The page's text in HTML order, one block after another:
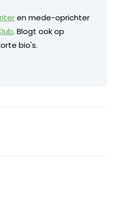
en mede-oprichter
. Blogt ook op
bio's.